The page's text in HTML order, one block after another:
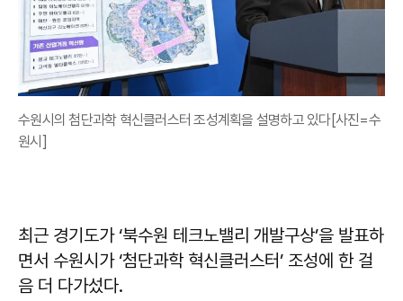
수원시의 첨단과학 혁신클러스터 조성계획을 설명하고 있다[사진=수
원시]
최근 경기도가 ‘북수원 테크노밸리 개발구상’을 발표하
면서 수원시가 ‘첨단과학 혁신클러스터’ 조성에 한 걸
음 더 다가섰다.